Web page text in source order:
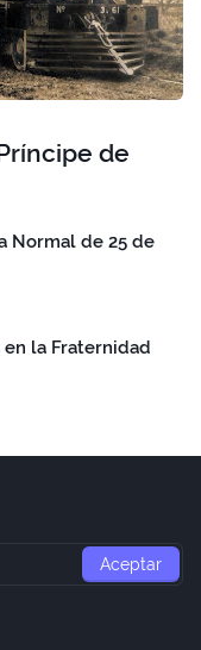
de
Normal de 25 de
la Fraternidad